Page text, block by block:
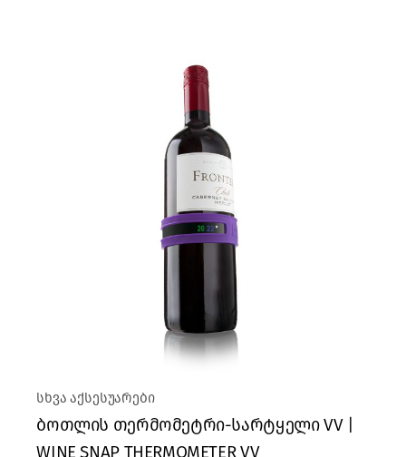
სხვა აქსესუარები
ბოთლის თერმომეტრი-სარტყელი VV |
WINE SNAP THERMOMETER VV